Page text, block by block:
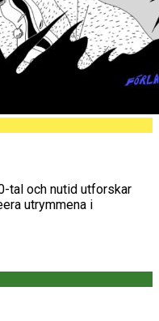
tal och nutid utforskar
utrymmena i